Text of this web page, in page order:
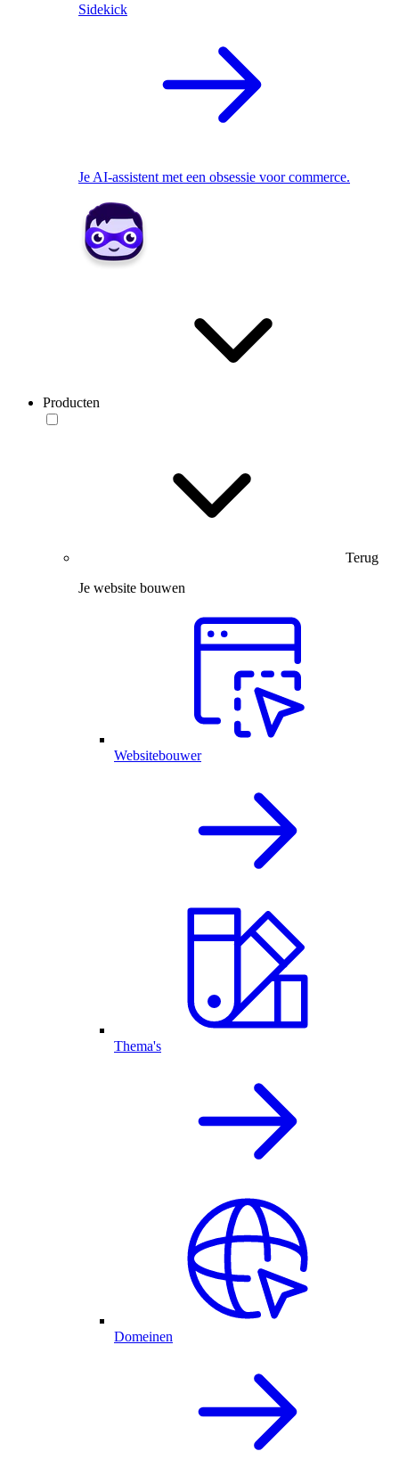
Sidekick
Je AI-assistent met een obsessie voor commerce.
Producten
Terug
Je website bouwen
Websitebouwer
Thema's
Domeinen